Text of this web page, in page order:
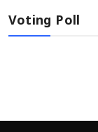
Voting Poll